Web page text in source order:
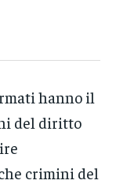
hanno il
del diritto
crimini del